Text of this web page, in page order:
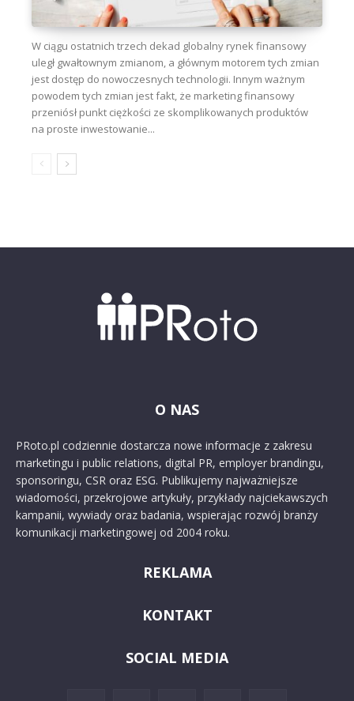
W ciągu ostatnich trzech dekad globalny rynek finansowy
uległ gwałtownym zmianom, a głównym motorem tych zmian
jest dostęp do nowoczesnych technologii. Innym ważnym
powodem tych zmian jest fakt, że marketing finansowy
przeniósł punkt ciężkości ze skomplikowanych produktów
na proste inwestowanie...
O NAS
PRoto.pl codziennie dostarcza nowe informacje z zakresu
marketingu i public relations, digital PR, employer brandingu,
sponsoringu, CSR oraz ESG. Publikujemy najważniejsze
wiadomości, przekrojowe artykuły, przykłady najciekawszych
kampanii, wywiady oraz badania, wspierając rozwój branży
komunikacji marketingowej od 2004 roku.
REKLAMA
KONTAKT
SOCIAL MEDIA